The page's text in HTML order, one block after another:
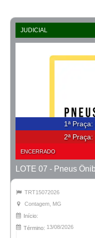
JUDICIAL
1ª Praça:
2ª Praça:
ENCERRADO
TRT15072026
Contagem, MG
Início:
Término: 13/08/2026